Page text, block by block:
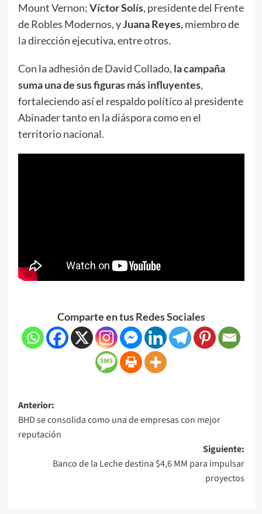
Mount Vernon;Víctor Solís, presidente del Frente
de Robles Modernos, yJuana Reyes, miembro de
la dirección ejecutiva, entre otros.
Con la adhesión de David Collado, la campaña
suma una de sus figuras más influyentes,
fortaleciendo así el respaldo político al presidente
Abinader tanto en la diáspora como en el
territorio nacional.
Comparte en tus Redes Sociales
Anterior:
BHD se consolida como una de empresas con mejor
reputación
Siguiente:
Banco de la Leche destina $4,6 MM para impulsar
proyectos